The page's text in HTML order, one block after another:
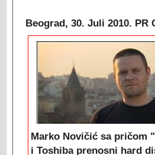
Beograd, 30. Juli 2010. PR
Marko Novičić sa pričom
i Toshiba prenosni hard